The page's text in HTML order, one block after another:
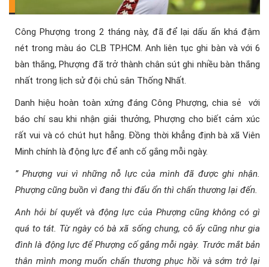
Công Phượng trong 2 tháng này, đã để lại dấu ấn khá đậm
nét trong màu áo CLB TP.HCM. Anh liên tục ghi bàn và với 6
bàn thắng, Phượng đã trở thành chân sút ghi nhiều bàn thắng
nhất trong lịch sử đội chủ sân Thống Nhất.
Danh hiệu hoàn toàn xứng đáng Công Phượng, chia sẻ với
báo chí sau khi nhận giải thưởng, Phượng cho biết cảm xúc
rất vui và có chút hụt hẫng. Đồng thời khẳng định bà xã Viên
Minh chính là động lực để anh cố gắng mỗi ngày.
” Phượng vui vì những nỗ lực của mình đã được ghi nhận.
Phượng cũng buồn vì đang thi đấu ổn thì chấn thương lại đến.
Anh hỏi bí quyết và động lực của Phượng cũng không có gì
quá to tát. Từ ngày có bà xã sống chung, cô ấy cũng như gia
đình là động lực để Phượng cố gắng mỗi ngày. Trước mắt bản
thân mình mong muốn chấn thương phục hồi và sớm trở lại